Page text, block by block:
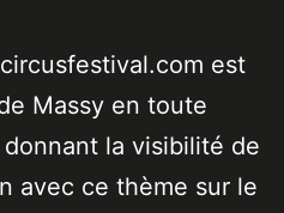
est
Massy en toute
la visibilité de
avec ce thème sur le